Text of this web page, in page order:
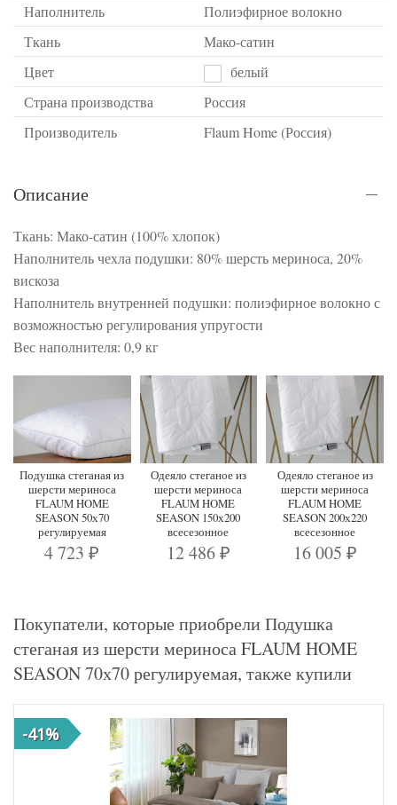
Наполнитель
Полиэфирное волокно
Ткань
Мако-сатин
Цвет
белый
Страна производства
Россия
Производитель
Flaum Home (Россия)
Описание
Ткань: Мако-сатин (100% хлопок)
Наполнитель чехла подушки: 80% шерсть мериноса, 20%
вискоза
Наполнитель внутренней подушки: полиэфирное волокно с
возможностью регулирования упругости
Вес наполнителя: 0,9 кг
Подушка стеганая из
шерсти мериноса
FLAUM HOME
SEASON 50х70
регулируемая
4 723₽
Одеяло стеганое из
шерсти мериноса
FLAUM HOME
SEASON 150х200
всесезонное
12 486 ₽
Одеяло стеганое из
шерсти мериноса
FLAUM HOME
SEASON 200х220
всесезонное
16 005 ₽
Покупатели, которые приобрели Подушка
стеганая из шерсти мериноса FLAUM HOME
SEASON 70х70 регулируемая, также купили
-41%